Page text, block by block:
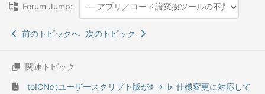
Forum Jump:
前のトピックへ 次のトピック
関連トピック
toICNのユーザースクリプト版が♯ → ♭ 仕様変更に対応して